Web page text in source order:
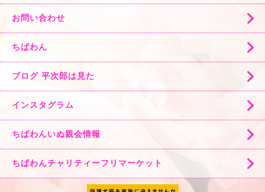
お問い合わせ
ちばわん
ブログ 平次郎は見た
インスタグラム
ちばわんいぬ親会情報
ちばわんチャリティーフリマーケット